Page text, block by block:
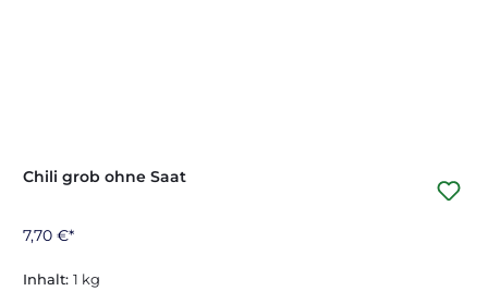
Chili grob ohne Saat
7,70 €*
Inhalt: 1 kg